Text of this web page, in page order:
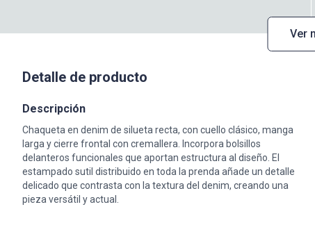
Ver
Detalle de producto
Descripción
Chaqueta en denim de silueta recta, con cuello clásico, manga
larga y cierre frontal con cremallera. Incorpora bolsillos
delanteros funcionales que aportan estructura al diseño. El
estampado sutil distribuido en toda la prenda añade un detalle
delicado que contrasta con la textura del denim, creando una
pieza versátil y actual.